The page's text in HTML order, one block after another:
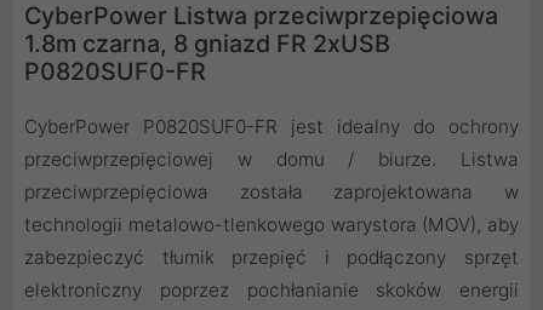
CyberPower Listwa przeciwprzepięciowa
1.8m czarna, 8 gniazd FR 2xUSB
P0820SUF0-FR
CyberPower P0820SUF0-FR jest idealny do ochrony
przeciwprzepięciowej w domu / biurze. Listwa
przeciwprzepięciowa została zaprojektowana w
technologii metalowo-tlenkowego warystora (MOV), aby
zabezpieczyć tłumik przepięć i podłączony sprzęt
elektroniczny poprzez pochłanianie skoków energii